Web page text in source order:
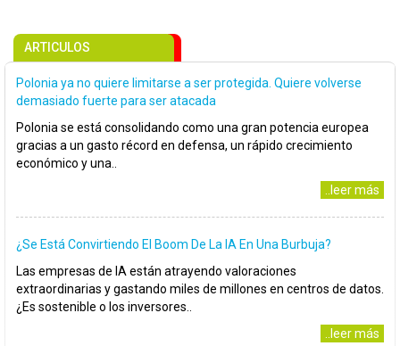
ARTICULOS
Polonia ya no quiere limitarse a ser protegida. Quiere volverse
demasiado fuerte para ser atacada
Polonia se está consolidando como una gran potencia europea
gracias a un gasto récord en defensa, un rápido crecimiento
económico y una..
..leer más
¿Se Está Convirtiendo El Boom De La IA En Una Burbuja?
Las empresas de IA están atrayendo valoraciones
extraordinarias y gastando miles de millones en centros de datos.
¿Es sostenible o los inversores..
..leer más